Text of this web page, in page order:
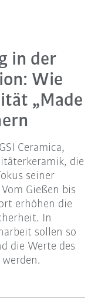
in der
Wie
„Made
Ceramica,
die
seiner
Gießen bis
erhöhen die
In
sollen so
die Werte des